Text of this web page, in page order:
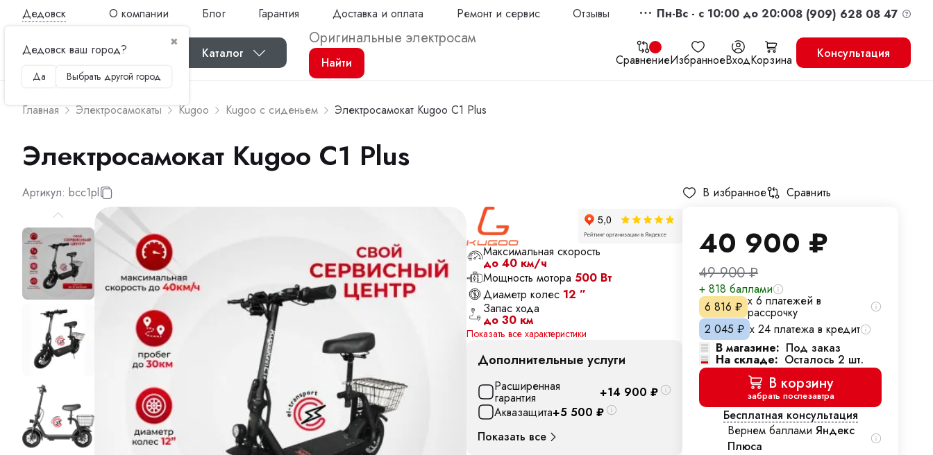
Дедовск
✖
Дедовск ваш город?
Да Выбрать другой город
О компании Блог Гарантия Доставка и оплата Ремонт и сервис Отзывы Пн-Вс - c 10:00 до 20:008 (909) 628 08 47
Каталог СравнениеИзбранноеВходКорзина
Найти
Консультация
Главная Электросамокаты Kugoo Kugoo с сиденьем Электросамокат Kugoo C1 Plus
Электросамокат Kugoo C1 Plus
Артикул: bcc1pl
Максимальная скорость
до 40 км/ч
Мощность мотора 500 Вт
Диаметр колес 12 ”
Запас хода
до 30 км
Показать все характеристики
Дополнительные услуги
Расширенная
гарантия +14 900 ₽
Аквазащита+5 500 ₽
Показать все
В избранное Сравнить
40 900 ₽
49 900₽
+ 818 баллами
6 816 ₽ х 6 платежей в
рассрочку
2 045 ₽ х 24 платежа в кредит
В магазине: Под заказ
На складе: Осталось 2 шт.
В корзину
забрать послезавтра
Бесплатная консультация
Вернем баллами Яндекс
Плюса